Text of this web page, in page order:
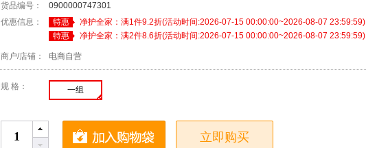
货品编号：
0900000747301
优惠信息：
特惠
净护全家：满1件9.2折(活动时间:2026-07-15 00:00:00~2026-08-07 23:59:59)
特惠
净护全家：满2件8.6折(活动时间:2026-07-15 00:00:00~2026-08-07 23:59:59)
商户/店铺： 电商自营
规 格： 一组
立即购买